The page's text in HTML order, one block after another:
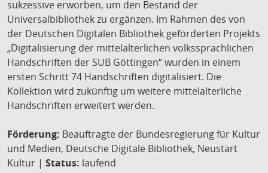
sukzessive erworben, um den Bestand der
Universalbibliothek zu ergänzen. Im Rahmen des von
der Deutschen Digitalen Bibliothek geförderten Projekts
„Digitalisierung der mittelalterlichen volkssprachlichen
Handschriften der SUB Göttingen“ wurden in einem
ersten Schritt 74 Handschriften digitalisiert. Die
Kollektion wird zukünftig um weitere mittelalterliche
Handschriften erweitert werden.
Förderung: Beauftragte der Bundesregierung für Kultur
und Medien, Deutsche Digitale Bibliothek, Neustart
Kultur | Status: laufend